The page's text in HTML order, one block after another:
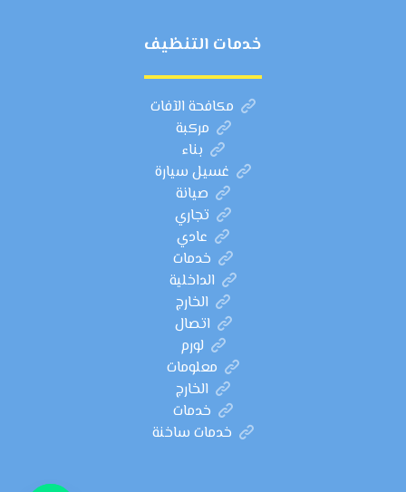
خدمات التنظيف
مكافحة الآفات
مركبة
بناء
غسيل سيارة
صيانة
تجاري
عادي
خدمات
الداخلية
الخارج
اتصال
لورم
معلومات
الخارج
خدمات
خدمات ساخنة